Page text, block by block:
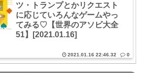
ツ・トランプとかリクエスト
に応じていろんなゲームやっ
てみる♡【世界のアソビ大全
51】[2021.01.16]
2021.01.16 22:46.32 0